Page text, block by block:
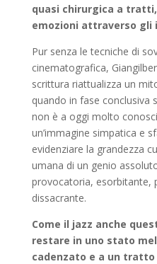
quasi chirurgica a
emozioni attraverso
Pur senza le tecniche di
cinematografica,
scrittura riattualizza un
quando in fase conclusiva
non è a oggi molto
un’immagine simpatica e
evidenziare la grandezza
umana di un genio
provocatoria, esorbitante,
dissacrante.
Come il jazz anche
restare in uno stato
cadenzato e a un